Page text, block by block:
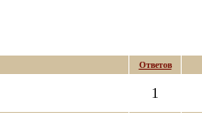
Ответов
1